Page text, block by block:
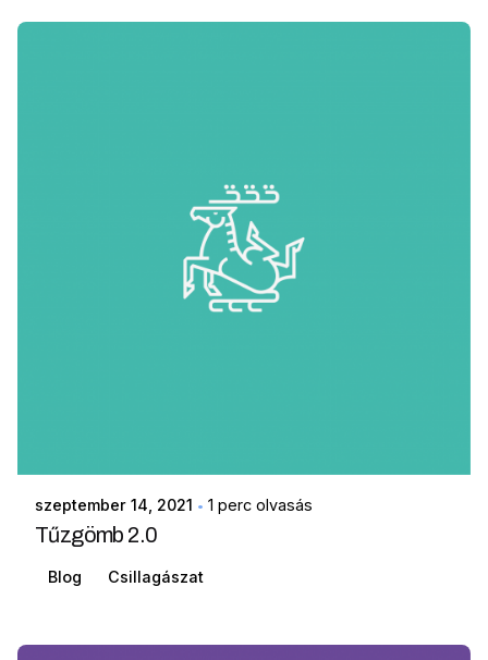
szeptember 14, 2021 1 perc olvasás
Tűzgömb 2.0
Blog Csillagászat